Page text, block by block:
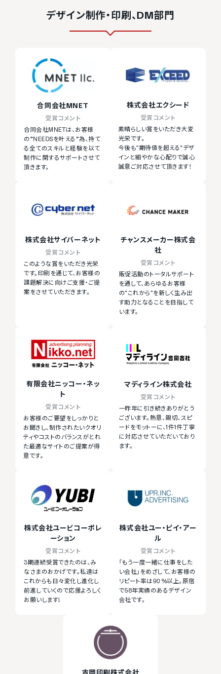
デザイン制作・印刷、DM部門
合同会社MNET
受賞コメント
合同会社MNETは、お客様
の”NEEDSを叶える”為、持て
る全てのスキルと経験を以て
制作に関するサポートさせて
頂きます。
株式会社エクシード
受賞コメント
素晴らしい賞をいただき大変
光栄です。
今後も"期待値を超える"デザ
インと細やかな心配りで誠心
誠意ご対応させて頂きます！
株式会社サイバーネット
受賞コメント
このような賞をいただき光栄
です。印刷を通じて、お客様の
課題解決に向けご支援・ご提
案をさせていただきます。
チャンスメーカー株式会
社
受賞コメント
販促活動のトータルサポート
を通して、あらゆるお客様
の"これから"を新しく生み出
す助力となることを目指して
います。
有限会社ニッコー・ネッ
ト
受賞コメント
お客様のご要望をしっかりと
お聞きし、制作されたいクオリ
ティやコストのバランスがとれ
た最適なサイトのご提案が得
意です。
マディライン株式会社
受賞コメント
一昨年に引き続きありがとう
ございます。熱意、親切、スピ
ードをモットーに、1件1件丁寧
に対応させていただいており
ます。
株式会社ユービコーポレ
ーション
受賞コメント
3期連続受賞できたのは、み
なさまのおかげです。私達は
これからも日々変化し進化し
前進していくので応援よろしく
お願いします!
株式会社ユー・ピイ・アー
ル
受賞コメント
「もう一度一緒に仕事をした
い会社」をめざして、お客様の
リピート率は90%以上。原宿
で58年実績のあるデザイン
会社です。